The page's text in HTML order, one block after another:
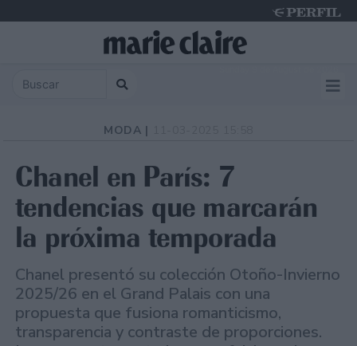
MODA |
Chanel en París: 7
tendencias que marcarán
la próxima temporada
Chanel presentó su colección Otoño-Invierno
2025/26 en el Grand Palais con una
propuesta que fusiona romanticismo,
transparencia y contraste de proporciones.